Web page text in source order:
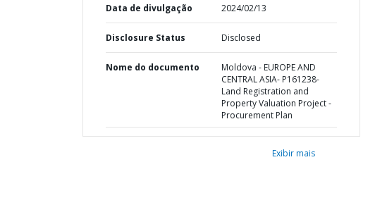
Data de divulgação 2024/02/13
Disclosure Status Disclosed
Nome do documento
Moldova - EUROPE AND
CENTRAL ASIA- P161238-
Land Registration and
Property Valuation Project -
Procurement Plan
Exibir mais